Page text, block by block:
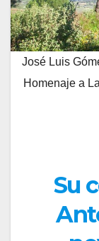
José Luis
Homenaje a
Su